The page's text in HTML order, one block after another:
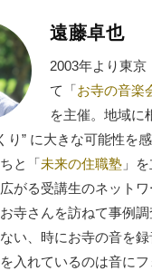
遠藤卓也
2003年より東京
て「 お寺の音楽
を主催。地域に
り” に大きな可能性を
と「 未来の住職塾 」
がる受講生のネット
寺さんを訪ねて事例調
い、時にお寺の音を
入れているのは音にフ